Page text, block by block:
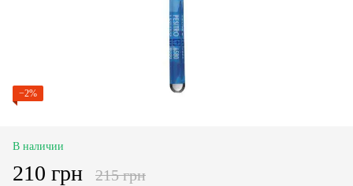
−2%
В наличии
210 грн 215 грн